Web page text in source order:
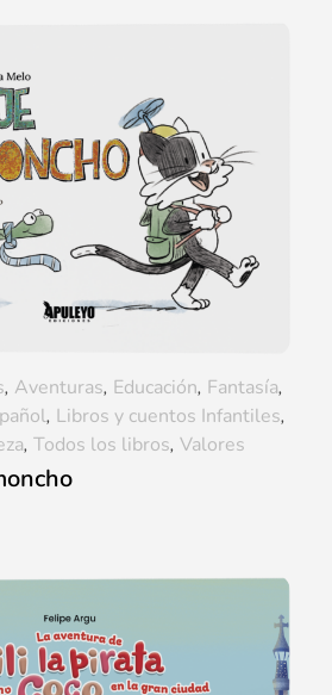
, Aventuras, Educación, Fantasía,
, Libros y cuentos Infantiles,
, Todos los libros, Valores